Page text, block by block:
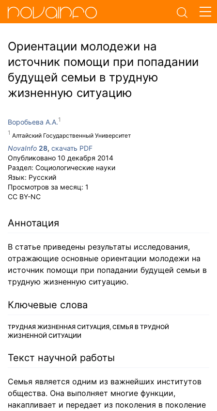
Ориентации молодежи на
источник помощи при попадании
будущей семьи в трудную
жизненную ситуацию
Воробьева А.А.
Алтайский Государственный Университет
NovaInfo 28, скачать PDF
Опубликовано 10 декабря 2014
Раздел: Социологические науки
Язык: Русский
Просмотров за месяц: 1
CC BY-NC
Аннотация
В статье приведены результаты исследования,
отражающие основные ориентации молодежи на
источник помощи при попадании будущей семьи в
трудную жизненную ситуацию.
Ключевые слова
ТРУДНАЯ ЖИЗНЕННАЯ СИТУАЦИЯ, СЕМЬЯ В ТРУДНОЙ
ЖИЗНЕННОЙ СИТУАЦИИ
Текст научной работы
Семья является одним из важнейших институтов
общества. Она выполняет многие функции,
накапливает и передает из поколения в поколение